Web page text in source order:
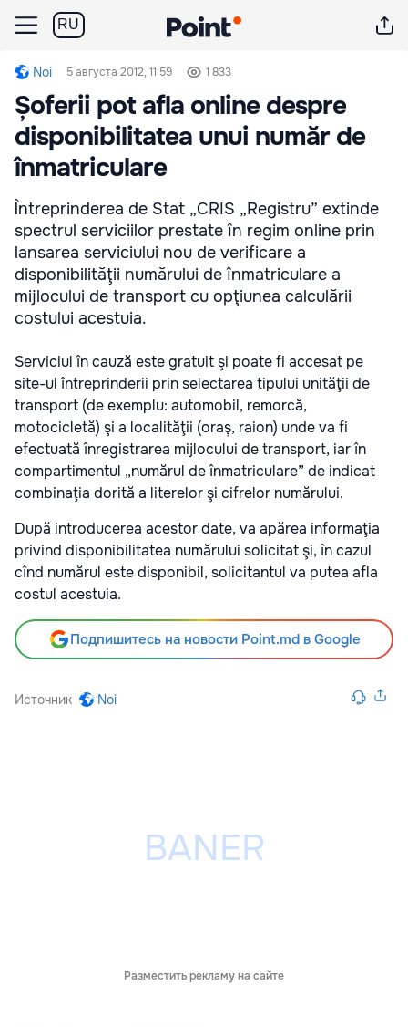
RU
Noi 5 августа 2012, 11:59 1 833
Șoferii pot afla online despre
disponibilitatea unui număr de
înmatriculare
Întreprinderea de Stat „CRIS „Registru” extinde
spectrul serviciilor prestate în regim online prin
lansarea serviciului nou de verificare a
disponibilităţii numărului de înmatriculare a
mijlocului de transport cu opţiunea calculării
costului acestuia.
Serviciul în cauză este gratuit şi poate fi accesat pe
site-ul întreprinderii prin selectarea tipului unităţii de
transport (de exemplu: automobil, remorcă,
motocicletă) şi a localităţii (oraş, raion) unde va fi
efectuată înregistrarea mijlocului de transport, iar în
compartimentul „numărul de înmatriculare” de indicat
combinaţia dorită a literelor şi cifrelor numărului.
După introducerea acestor date, va apărea informaţia
privind disponibilitatea numărului solicitat şi, în cazul
cînd numărul este disponibil, solicitantul va putea afla
costul acestuia.
Подпишитесь на новости Point.md в Google
Источник Noi
Разместить рекламу на сайте